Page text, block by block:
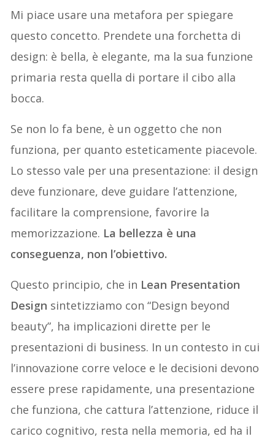
Mi piace usare una metafora per spiegare
questo concetto. Prendete una forchetta di
design: è bella, è elegante, ma la sua funzione
primaria resta quella di portare il cibo alla
bocca.
Se non lo fa bene, è un oggetto che non
funziona, per quanto esteticamente piacevole.
Lo stesso vale per una presentazione: il design
deve funzionare, deve guidare l’attenzione,
facilitare la comprensione, favorire la
memorizzazione. La bellezza è una
conseguenza, non l’obiettivo.
Questo principio, che in Lean Presentation
Design sintetizziamo con “Design beyond
beauty”, ha implicazioni dirette per le
presentazioni di business. In un contesto in cui
l’innovazione corre veloce e le decisioni devono
essere prese rapidamente, una presentazione
che funziona, che cattura l’attenzione, riduce il
carico cognitivo, resta nella memoria, ed ha il